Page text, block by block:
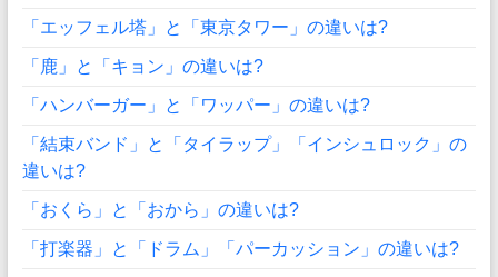
「エッフェル塔」と「東京タワー」の違いは?
「鹿」と「キョン」の違いは?
「ハンバーガー」と「ワッパー」の違いは?
「結束バンド」と「タイラップ」「インシュロック」の
違いは?
「おくら」と「おから」の違いは?
「打楽器」と「ドラム」「パーカッション」の違いは?